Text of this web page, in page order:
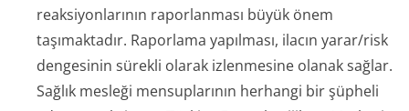
reaksiyonlarının raporlanması büyük önem
taşımaktadır. Raporlama yapılması, ilacın yarar/risk
dengesinin sürekli olarak izlenmesine olanak sağlar.
Sağlık mesleği mensuplarının herhangi bir şüpheli